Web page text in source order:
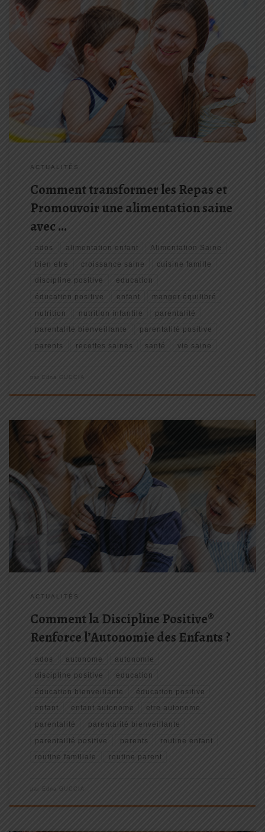
Dans le tourbillon de la vie familiale, promouvoir une alimentation
saine et équilibrée peut parfois sembler être un vrai casse-tête.
Entre les réticences des enfants face à de nouveaux aliments et le
rythme effréné du quotidien, instaurer des habitudes alimentaires
ACTUALITÉS
Comment transformer les Repas et
Promouvoir une alimentation saine
avec …
ados alimentation enfant Alimentation Saine
bien etre croissance saine cuisine famille
discipline positive education
éducation positive enfant manger équilibré
nutrition nutrition infantile parentalité
parentalité bienveillante parentalité positive
parents recettes saines santé vie saine
par Edna GUCCIA
Comment la Discipline Positive® Renforce l’Autonomie des
Enfants Grâce à des Routines Bien Huilées Vous est-il déjà arrivé
de courir après le temps, une chaussure à la main, un enfant sous
le bras, tout en préparant mentalement la liste des […]
ACTUALITÉS
Comment la Discipline Positive®
Renforce l’Autonomie des Enfants ?
ados autonome autonomie
discipline positive education
éducation bienveillante éducation positive
enfant enfant autonome etre autonome
parentalité parentalité bienveillante
parentalité positive parents routine enfant
routine familiale routine parent
Edna GUCCIA